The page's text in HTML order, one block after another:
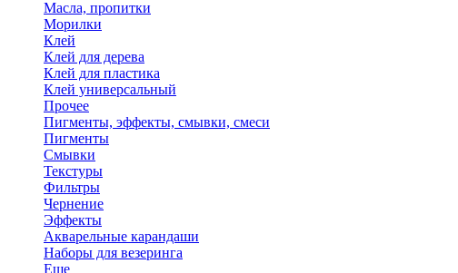
Масла, пропитки
Морилки
Клей
Клей для дерева
Клей для пластика
Клей универсальный
Прочее
Пигменты, эффекты, смывки, смеси
Пигменты
Смывки
Текстуры
Фильтры
Чернение
Эффекты
Акварельные карандаши
Наборы для везеринга
Еще